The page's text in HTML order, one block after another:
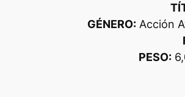
GÉNERO:Acción
PESO: